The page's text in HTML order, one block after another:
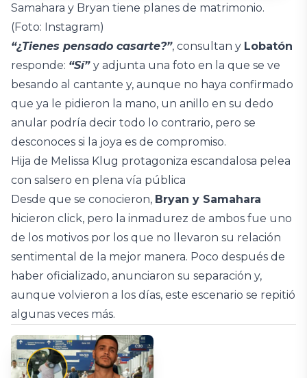
Samahara y Bryan tiene planes de matrimonio.
(Foto: Instagram)
“¿Tienes pensado casarte?”, consultan y Lobatón
responde: “Sí” y adjunta una foto en la que se ve
besando al cantante y, aunque no haya confirmado
que ya le pidieron la mano, un anillo en su dedo
anular podría decir todo lo contrario, pero se
desconoces si la joya es de compromiso.
Hija de Melissa Klug protagoniza escandalosa pelea
con salsero en plena vía pública
Desde que se conocieron, Bryan y Samahara
hicieron click, pero la inmadurez de ambos fue uno
de los motivos por los que no llevaron su relación
sentimental de la mejor manera. Poco después de
haber oficializado, anunciaron su separación y,
aunque volvieron a los días, este escenario se repitió
algunas veces más.